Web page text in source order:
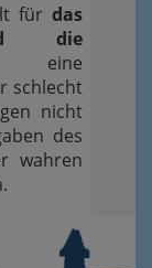
für das
die
schlecht
nicht
des
wahren